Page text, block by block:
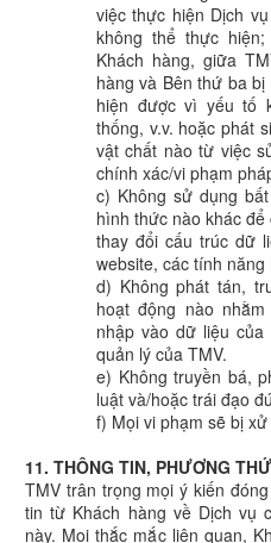
việc thực hiện Dịch
không thể thực
Khách hàng, giữa
hàng và Bên thứ ba
hiện được vì yếu tố
thống, v.v. hoặc phát
vật chất nào từ việc
chính xác/vi phạm
c) Không sử dụng
hình thức nào khác
thay đổi cấu trúc dữ
website, các tính
d) Không phát tán,
hoạt động nào
nhập vào dữ liệu của
quản lý của TMV.
e) Không truyền bá,
luật và/hoặc trái đạo
f) Mọi vi phạm sẽ bị
11. THÔNG TIN, PHƯƠNG
TMV trân trọng mọi ý kiến
tin từ Khách hàng về Dịch vụ
này. Mọi thắc mắc liên quan,